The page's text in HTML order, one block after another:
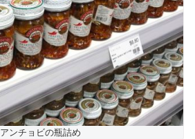
アンチョビの瓶詰め